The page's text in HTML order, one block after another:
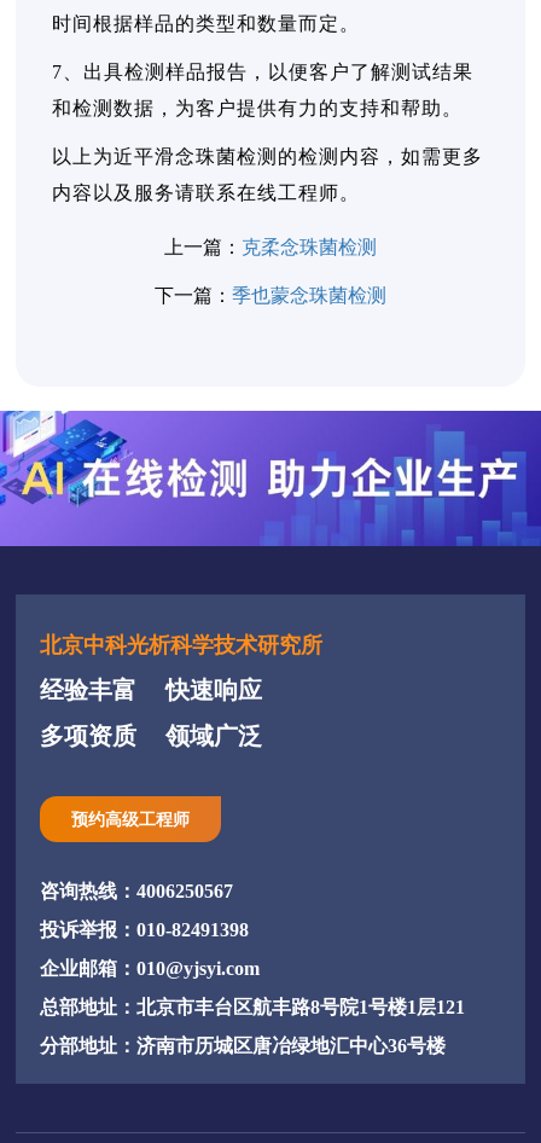
时间根据样品的类型和数量而定。
7、出具检测样品报告，以便客户了解测试结果
和检测数据，为客户提供有力的支持和帮助。
以上为近平滑念珠菌检测的检测内容，如需更多
内容以及服务请联系在线工程师。
上一篇： 克柔念珠菌检测
下一篇： 季也蒙念珠菌检测
北京中科光析科学技术研究所
经验丰富
快速响应
多项资质
领域广泛
预约高级工程师
咨询热线：4006250567
投诉举报：010-82491398
企业邮箱：010@yjsyi.com
总部地址：北京市丰台区航丰路8号院1号楼1层121
分部地址：济南市历城区唐冶绿地汇中心36号楼